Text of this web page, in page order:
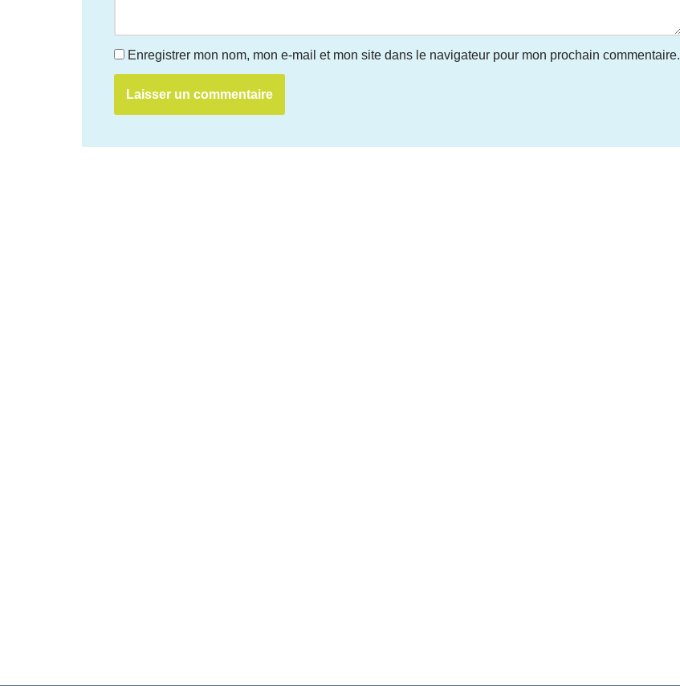
Enregistrer mon nom, mon e-mail et mon site dans le navigateur pour mon prochain commentaire.